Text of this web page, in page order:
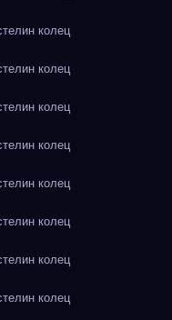
колец
колец
колец
колец
колец
колец
колец
колец